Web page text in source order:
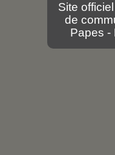
Site
de
Papes -